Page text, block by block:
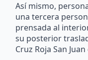
Así mismo,
una tercera
prensada al
su posterior
Cruz Roja San